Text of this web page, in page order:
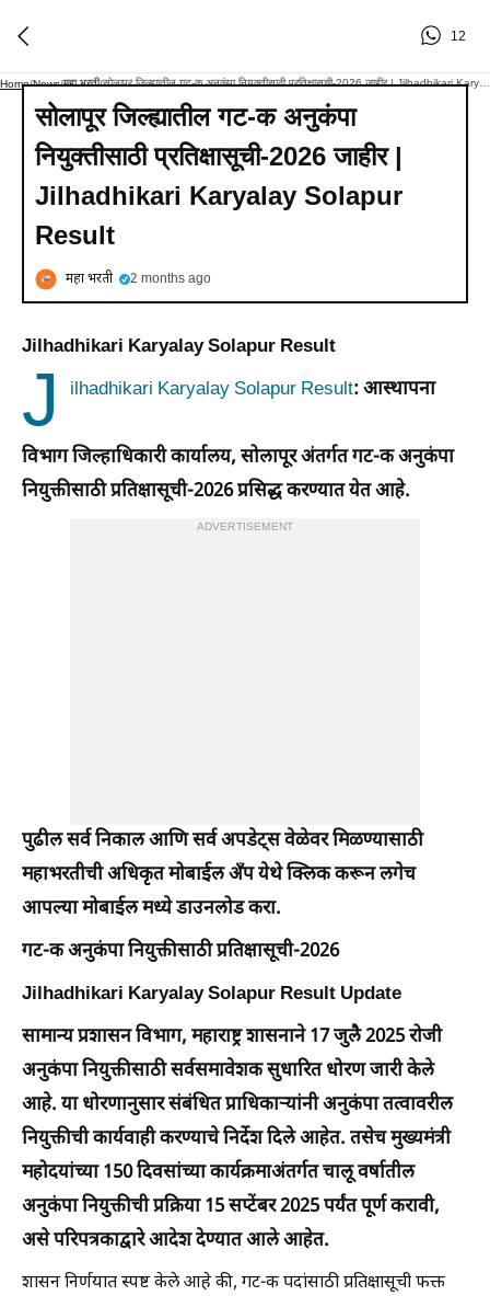
12
Home/News/महा भरती/
सोलापूर जिल्ह्यातील गट-क अनुकंपा
नियुक्तीसाठी प्रतिक्षासूची-2026 जाहीर |
Jilhadhikari Karyalay Solapur
Result
महा भरती 2 months ago
Jilhadhikari Karyalay Solapur Result
J ilhadhikari Karyalay Solapur Result: आस्थापना
विभाग जिल्हाधिकारी कार्यालय, सोलापूर अंतर्गत गट-क अनुकंपा
नियुक्तीसाठी प्रतिक्षासूची-2026 प्रसिद्ध करण्यात येत आहे.
ADVERTISEMENT
पुढील सर्व निकाल आणि सर्व अपडेट्स वेळेवर मिळण्यासाठी
महाभरतीची अधिकृत मोबाईल अँप येथे क्लिक करून लगेच
आपल्या मोबाईल मध्ये डाउनलोड करा.
गट-क अनुकंपा नियुक्तीसाठी प्रतिक्षासूची-2026
Jilhadhikari Karyalay Solapur Result Update
सामान्य प्रशासन विभाग, महाराष्ट्र शासनाने 17 जुलै 2025 रोजी
अनुकंपा नियुक्तीसाठी सर्वसमावेशक सुधारित धोरण जारी केले
आहे. या धोरणानुसार संबंधित प्राधिकाऱ्यांनी अनुकंपा तत्वावरील
नियुक्तीची कार्यवाही करण्याचे निर्देश दिले आहेत. तसेच मुख्यमंत्री
महोदयांच्या 150 दिवसांच्या कार्यक्रमाअंतर्गत चालू वर्षातील
अनुकंपा नियुक्तीची प्रक्रिया 15 सप्टेंबर 2025 पर्यंत पूर्ण करावी,
असे परिपत्रकाद्वारे आदेश देण्यात आले आहेत.
शासन निर्णयात स्पष्ट केले आहे की, गट-क पदांसाठी प्रतिक्षासूची फक्त